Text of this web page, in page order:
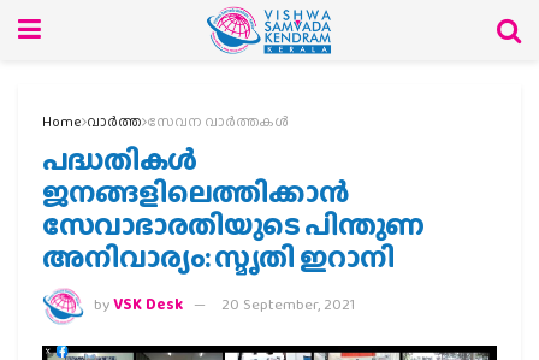
Home വാര്‍ത്ത സേവന വാര്‍ത്തകള്‍
പദ്ധതികള്‍
ജനങ്ങളിലെത്തിക്കാന്‍
സേവാഭാരതിയുടെ പിന്തുണ
അനിവാര്യം: സ്മൃതി ഇറാനി
byVSK Desk 20 September, 2021